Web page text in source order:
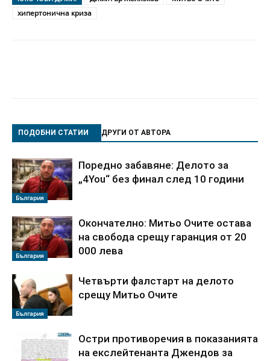
хипертонична криза
ПОДОБНИ СТАТИИ ДРУГИ ОТ АВТОРА
България
Поредно забавяне: Делото за
„4You“ без финал след 10 години
България
Окончателно: Митьо Очите остава
на свобода срещу гаранция от 20
000 лева
България
Четвърти фалстарт на делото
срещу Митьо Очите
Остри противоречия в показанията
на екслейтенанта Джендов за